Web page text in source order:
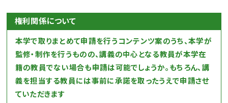
権利関係について
本学で取りまとめて申請を行うコンテンツ案のうち、本学が
監修・制作を行うものの、講義の中心となる教員が本学在
籍の教員でない場合も申請は可能でしょうか。もちろん、講
義を担当する教員には事前に承諾を取ったうえで申請させ
ていただきます